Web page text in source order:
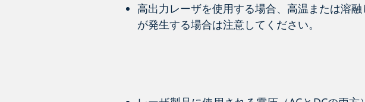
高出力レーザを使用する場合、高温または溶
が発生する場合は注意してください。